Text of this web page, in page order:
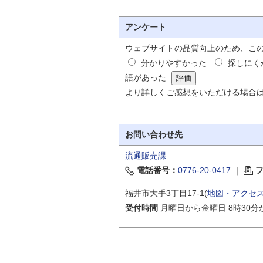
アンケート
ウェブサイトの品質向上のため、こ
分かりやすかった
探しにく
語があった
より詳しくご感想をいただける場合
お問い合わせ先
流通販売課
電話番号： 0776-20-0417 ｜
福井市大手3丁目17-1(地図・アクセ
受付時間 月曜日から金曜日 8時30